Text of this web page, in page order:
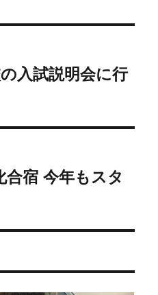
入試説明会に行
宿 今年もスタ